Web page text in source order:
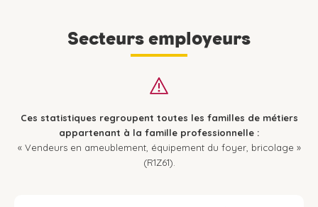
Secteurs employeurs
Ces statistiques regroupent toutes les familles de métiers
appartenant à la famille professionnelle :
« Vendeurs en ameublement, équipement du foyer, bricolage »
(R1Z61).